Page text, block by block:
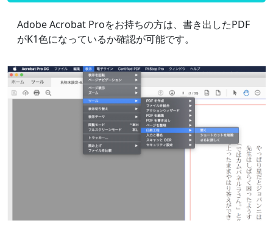
Adobe Acrobat Proをお持ちの方は、書き出したPDF
がK1色になっているか確認が可能です。